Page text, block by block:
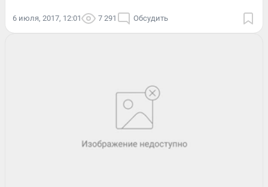
6 июля, 2017, 12:01 7 291 Обсудить